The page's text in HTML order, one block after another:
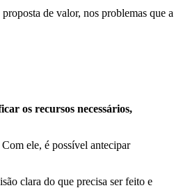
de valor, nos problemas que a
os recursos necessários,
ele, é possível antecipar
clara do que precisa ser feito e